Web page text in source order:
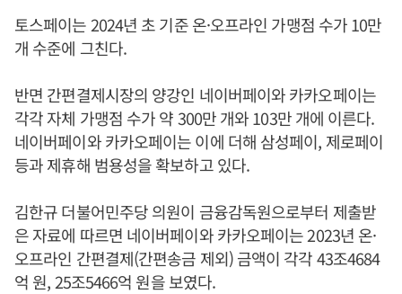
토스페이는 2024년 초 기준 온·오프라인 가맹점 수가 10만
개 수준에 그친다.
반면 간편결제시장의 양강인 네이버페이와 카카오페이는
각각 자체 가맹점 수가 약 300만 개와 103만 개에 이른다.
네이버페이와 카카오페이는 이에 더해 삼성페이, 제로페이
등과 제휴해 범용성을 확보하고 있다.
김한규 더불어민주당 의원이 금융감독원으로부터 제출받
은 자료에 따르면 네이버페이와 카카오페이는 2023년 온·
오프라인 간편결제(간편송금 제외) 금액이 각각 43조4684
억 원, 25조5466억 원을 보였다.